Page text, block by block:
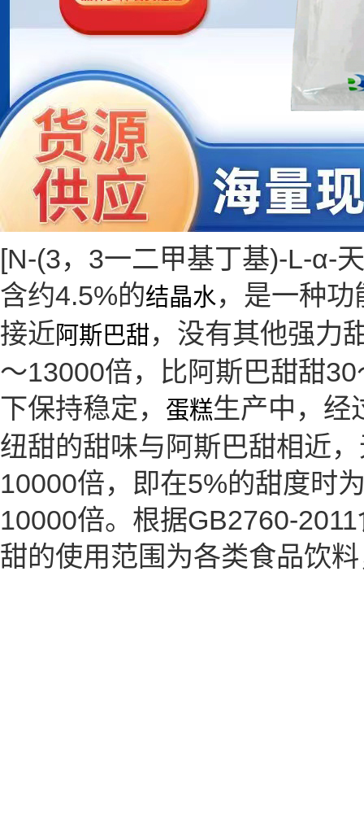
[N-(3，3一二甲基丁基)-L-α-
含约4.5%的结晶水，是一种
接近阿斯巴甜，没有其他强力
～13000倍，比阿斯巴甜甜
下保持稳定，
蛋糕生产中，经
纽甜的甜味与阿斯巴甜相近
10000倍，即在5%的甜度时
10000倍。根据GB2760-
甜的使用范围为各类食品饮